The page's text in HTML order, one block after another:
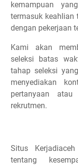
kemampuan
termasuk keahlian
dengan pekerjaan
Kami akan
seleksi batas
tahap seleksi
menyediakan
pertanyaan
rekrutmen.
Situs
tentang